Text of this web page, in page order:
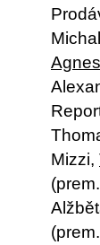
Agnes
Mizzi,